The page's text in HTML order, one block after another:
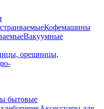
Кофемашины
Вакуумные
орешницы,
бытовые